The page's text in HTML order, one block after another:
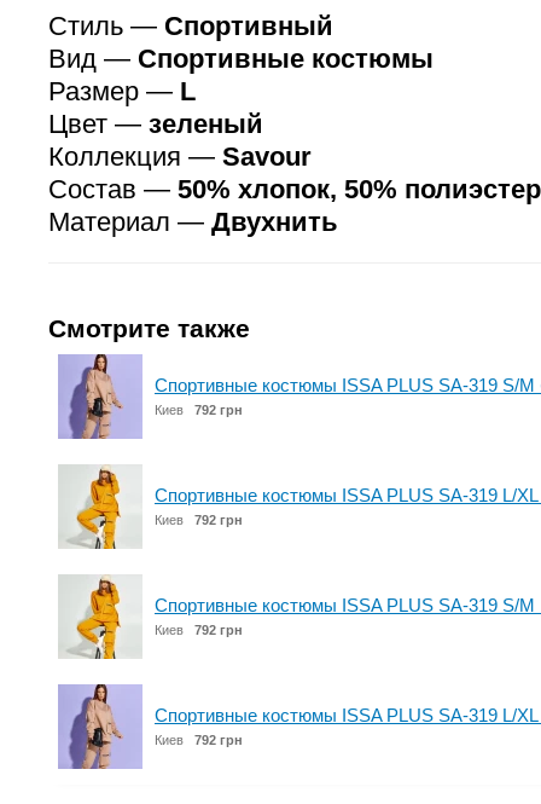
Стиль — Спортивный
Вид — Спортивные костюмы
Размер — L
Цвет — зеленый
Коллекция — Savour
Состав — 50% хлопок, 50% полиэстер
Материал — Двухнить
Смотрите также
Спортивные костюмы ISSA PLUS SA-319 S/
Киев 792 грн
Спортивные костюмы ISSA PLUS SA-319 L/XL
Киев 792 грн
Спортивные костюмы ISSA PLUS SA-319 S/M
Киев 792 грн
Спортивные костюмы ISSA PLUS SA-319 L/
Киев 792 грн